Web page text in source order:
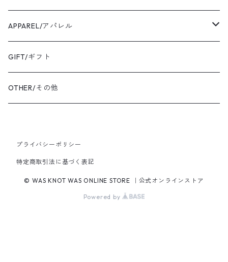
EAR CUFF/イヤーカフ
BANGLE・BRACELET/バングル・ブレスレット
K18YG/K18イエローゴールド
PT900/プラチナ
K10YG/K10イエローゴールド
LEATHER/皮革
トートバッグ
ショルダーバッグ
APPAREL/アパレル
TOPS/トップス
SHIRT・BLOUSE/シャツ・ブラウス
OUTER/アウター
GIFT/ギフト
OTHER/その他
プライバシーポリシー
特定商取引法に基づく表記
© WAS KNOT WAS ONLINE STORE ｜公式オンラインストア
Powered by